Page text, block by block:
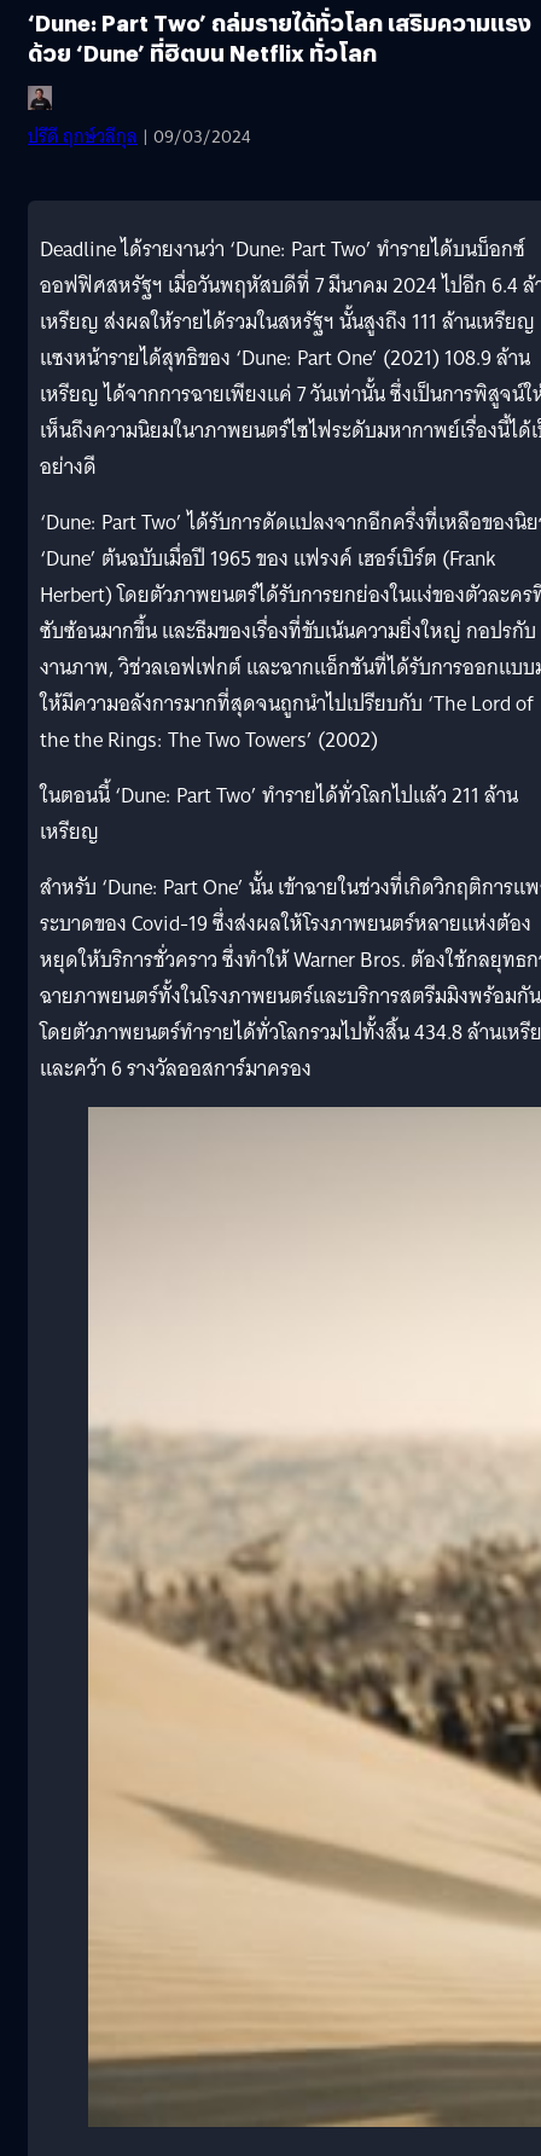
‘Dune: Part Two’ ถล่มรายได้ทั่วโลก เสริมความแรง
ด้วย ‘Dune’ ที่ฮิตบน Netflix ทั่วโลก
ปรีดี ฤกษ์วลีกุล | 09/03/2024
Deadline ได้รายงานว่า ‘Dune: Part Two’ ทำรายได้บนบ็อกซ์
ออฟฟิศสหรัฐฯ เมื่อวันพฤหัสบดีที่ 7 มีนาคม 2024 ไปอีก 6.4 ล้
เหรียญ ส่งผลให้รายได้รวมในสหรัฐฯ นั้นสูงถึง 111 ล้านเหรียญ
แซงหน้ารายได้สุทธิของ ‘Dune: Part One’ (2021) 108.9 ล้าน
เหรียญ ได้จากการฉายเพียงแค่ 7 วันเท่านั้น ซึ่งเป็นการพิสูจน์ใ
เห็นถึงความนิยมในาภาพยนตร์ไซไฟระดับมหากาพย์เรื่องนี้ได้
อย่างดี
‘Dune: Part Two’ ได้รับการดัดแปลงจากอีกครึ่งที่เหลือของนิ
‘Dune’ ต้นฉบับเมื่อปี 1965 ของ แฟรงค์ เฮอร์เบิร์ต (Frank
Herbert) โดยตัวภาพยนตร์ได้รับการยกย่องในแง่ของตัวละคร
ซับซ้อนมากขึ้น และธีมของเรื่องที่ขับเน้นความยิ่งใหญ่ กอปรกับ
งานภาพ, วิช่วลเอฟเฟกต์ และฉากแอ็กชันที่ได้รับการออกแบบ
ให้มีความอลังการมากที่สุดจนถูกนำไปเปรียบกับ ‘The Lord of
the the Rings: The Two Towers’ (2002)
ในตอนนี้ ‘Dune: Part Two’ ทำรายได้ทั่วโลกไปแล้ว 211 ล้าน
เหรียญ
สำหรับ ‘Dune: Part One’ นั้น เข้าฉายในช่วงที่เกิดวิกฤติการแ
ระบาดของ Covid-19 ซึ่งส่งผลให้โรงภาพยนตร์หลายแห่งต้อง
หยุดให้บริการชั่วคราว ซึ่งทำให้ Warner Bros. ต้องใช้กลยุทธ
ฉายภาพยนตร์ทั้งในโรงภาพยนตร์และบริการสตรีมมิงพร้อมกัน
โดยตัวภาพยนตร์ทำรายได้ทั่วโลกรวมไปทั้งสิ้น 434.8 ล้านเห
และคว้า 6 รางวัลออสการ์มาครอง